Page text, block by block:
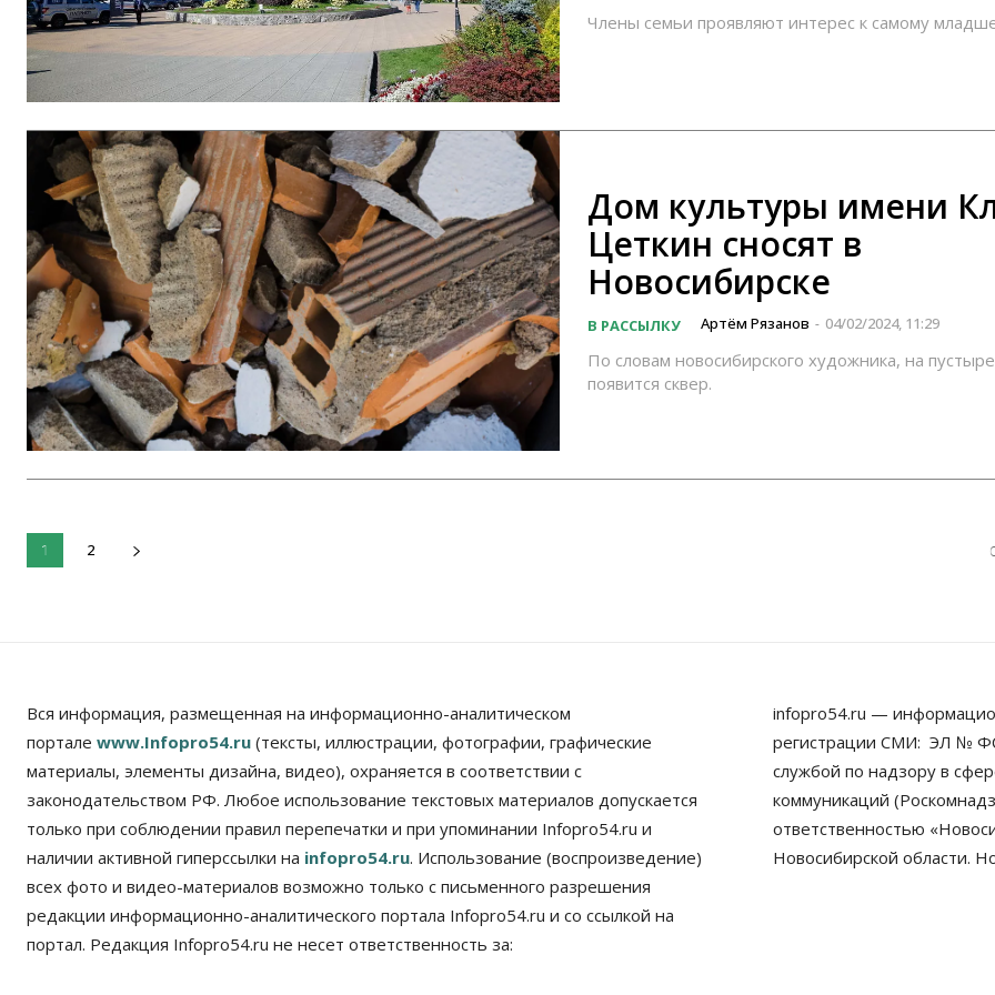
Члены семьи проявляют интерес к самому
Дом культуры имени
Цеткин сносят в
Новосибирске
В РАССЫЛКУ Артём Рязанов - 04/02/2024, 11:29
По словам новосибирского художника, на
появится сквер.
1 2
Вся информация, размещенная на информационно-аналитическом
портале www.Infopro54.ru (тексты, иллюстрации, фотографии, графические
материалы, элементы дизайна, видео), охраняется в соответствии с
законодательством РФ. Любое использование текстовых материалов допускается
только при соблюдении правил перепечатки и при упоминании Infopro54.ru и
наличии активной гиперссылки на infopro54.ru. Использование (воспроизведение)
всех фото и видео-материалов возможно только с письменного разрешения
редакции информационно-аналитического портала Infopro54.ru и со ссылкой на
портал. Редакция Infopro54.ru не несет ответственность за:
infopro54.ru —
регистрации СМИ: ЭЛ №
службой по надзору в
коммуникаций
ответственностью
Новосибирской области.